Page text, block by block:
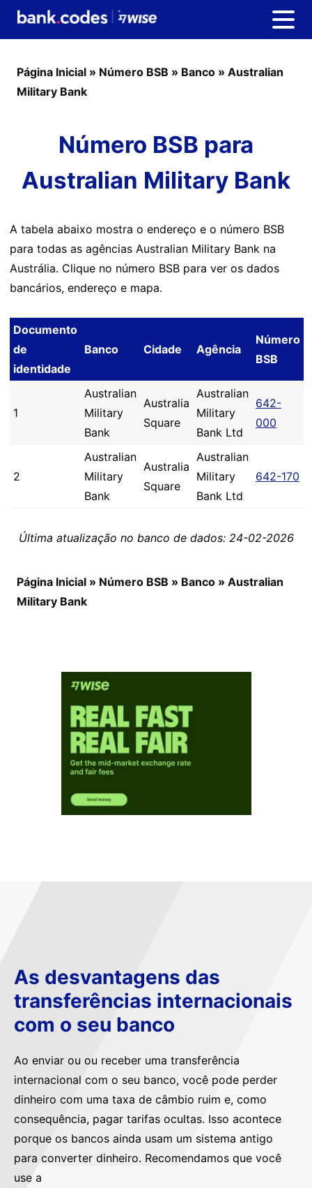
Página Inicial » Número BSB » Banco » Australian
Military Bank
Número BSB para
Australian Military Bank
A tabela abaixo mostra o endereço e o número BSB
para todas as agências Australian Military Bank na
Austrália. Clique no número BSB para ver os dados
bancários, endereço e mapa.
Documento
de
identidade
Banco Cidade Agência
Número
BSB
1
Australian
Military
Bank
Australia
Square
Australian
Military
Bank Ltd
642-
000
2
Australian
Military
Bank
Australia
Square
Australian
Military
Bank Ltd
642-170
Última atualização no banco de dados: 24-02-2026
Página Inicial » Número BSB » Banco » Australian
Military Bank
As desvantagens das
transferências internacionais
com o seu banco
Ao enviar ou ou receber uma transferência
internacional com o seu banco, você pode perder
dinheiro com uma taxa de câmbio ruim e, como
consequência, pagar tarifas ocultas. Isso acontece
porque os bancos ainda usam um sistema antigo
para converter dinheiro. Recomendamos que você
use a